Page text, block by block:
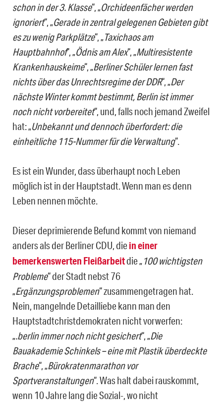
schon in der 3. Klasse“, „Orchideenfächer werden
ignoriert“, „Gerade in zentral gelegenen Gebieten gibt
es zu wenig Parkplätze“, „Taxichaos am
Hauptbahnhof“, „Ödnis am Alex“, „Multiresistente
Krankenhauskeime“, „Berliner Schüler lernen fast
nichts über das Unrechtsregime der DDR“, „Der
nächste Winter kommt bestimmt, Berlin ist immer
noch nicht vorbereitet“, und, falls noch jemand Zweifel
hat: „Unbekannt und dennoch überfordert: die
einheitliche 115-Nummer für die Verwaltung“.
Es ist ein Wunder, dass überhaupt noch Leben
möglich ist in der Hauptstadt. Wenn man es denn
Leben nennen möchte.
Dieser deprimierende Befund kommt von niemand
anders als der Berliner CDU, diein einer
bemerkenswerten Fleißarbeitdie „100 wichtigsten
Probleme“ der Stadt nebst 76
„Ergänzungsproblemen“ zusammengetragen hat.
Nein, mangelnde Detailliebe kann man den
Hauptstadtchristdemokraten nicht vorwerfen:
„.berlin immer noch nicht gesichert“, „Die
Bauakademie Schinkels – eine mit Plastik überdeckte
Brache“, „Bürokratenmarathon vor
Sportveranstaltungen“. Was halt dabei rauskommt,
wenn 10 Jahre lang die Sozial-, wo nicht